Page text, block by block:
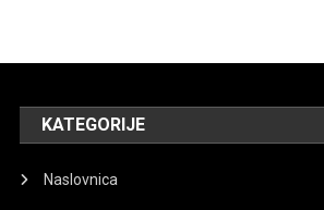
KATEGORIJE
Naslovnica